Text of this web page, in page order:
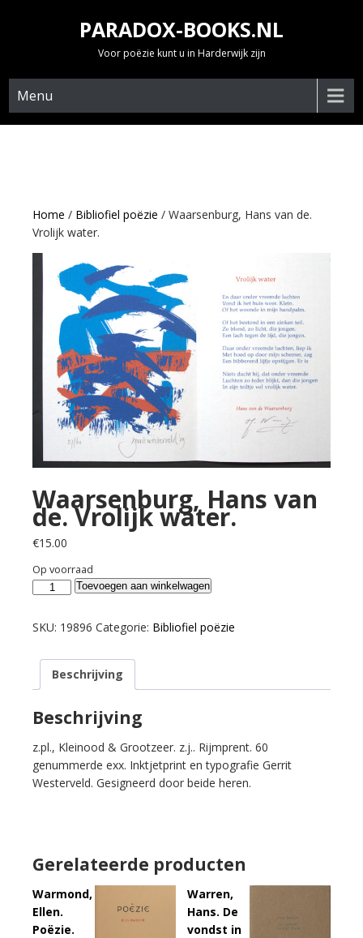
PARADOX-BOOKS.NL
Voor poëzie kunt u in Harderwijk zijn
Menu
Home / Bibliofiel poëzie / Waarsenburg, Hans van de.
Vrolijk water.
Waarsenburg, Hans van
de. Vrolijk water.
€15.00
Op voorraad
Waarsenburg,
van
Vrolijk
water.
aantal
Toevoegen aan winkelwagen
SKU: 19896 Categorie: Bibliofiel poëzie
Beschrijving
Beschrijving
z.pl., Kleinood & Grootzeer. z.j.. Rijmprent. 60
genummerde exx. Inktjetprint en typografie Gerrit
Westerveld. Gesigneerd door beide heren.
Gerelateerde producten
Warmond,
Ellen.
Poëzie.
Warren,
Hans. De
vondst in